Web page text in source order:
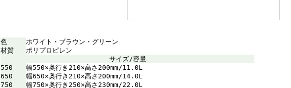
色
ホワイト・ブラウン・グリーン
材質
ポリプロピレン
サイズ/容量
550
幅550×奥行き210×高さ200mm/11.0L
650
幅650×奥行き210×高さ200mm/14.0L
750
幅750×奥行き250×高さ230mm/22.0L